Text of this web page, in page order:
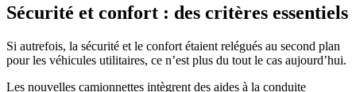
Sécurité et confort : des critères essentiels
Si autrefois, la sécurité et le confort étaient relégués au second plan
pour les véhicules utilitaires, ce n’est plus du tout le cas aujourd’hui.
Les nouvelles camionnettes intègrent des aides à la conduite